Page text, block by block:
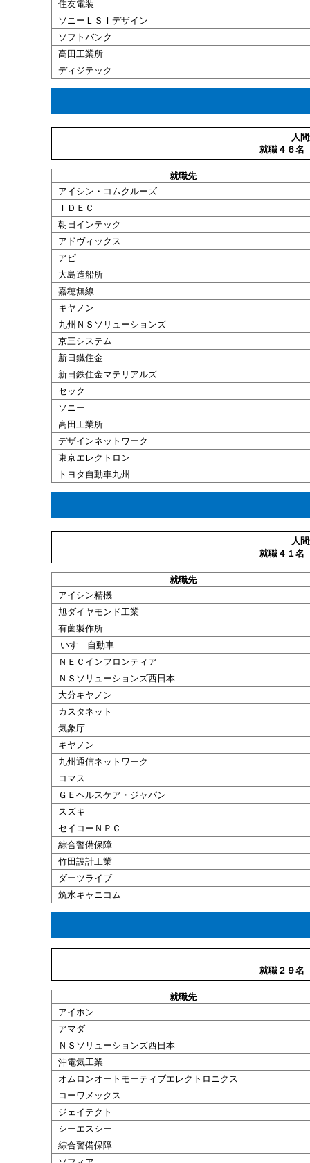
住友電装
ソニーＬＳＩデザイン
ソフトバンク
高田工業所
ディジテック
人
就職４６名
就職先
アイシン・コムクルーズ
ＩＤＥＣ
朝日インテック
アドヴィックス
アピ
大島造船所
嘉穂無線
キヤノン
九州ＮＳソリューションズ
京三システム
新日鐵住金
新日鉄住金マテリアルズ
セック
ソニー
高田工業所
デザインネットワーク
東京エレクトロン
トヨタ自動車九州
人
就職４１名
就職先
アイシン精機
旭ダイヤモンド工業
有薗製作所
いすゞ自動車
ＮＥＣインフロンティア
ＮＳソリューションズ西日本
大分キヤノン
カスタネット
気象庁
キヤノン
九州通信ネットワーク
コマス
ＧＥヘルスケア・ジャパン
スズキ
セイコーＮＰＣ
綜合警備保障
竹田 設計工業
ダーツライブ
筑水キャニコム
就職２９名
就職先
アイホン
アマダ
ＮＳソリューションズ西日本
沖電気工業
オムロンオートモーティブエレクトロニクス
コーワメックス
ジェイテクト
シーエスシー
綜合警備保障